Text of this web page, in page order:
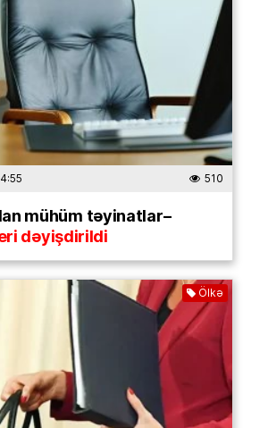
510
mühüm təyinatlar–
dəyişdirildi
Ölkə